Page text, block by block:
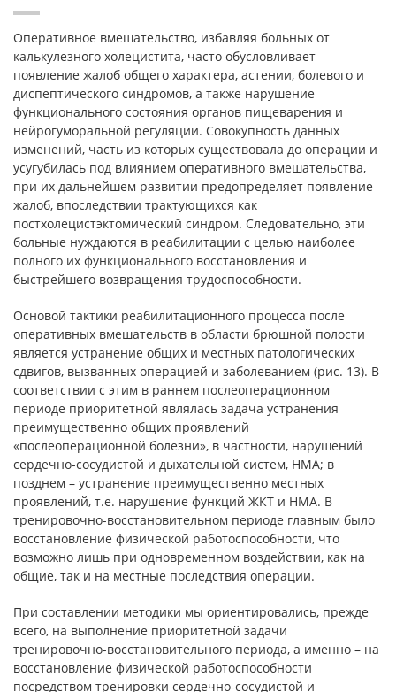
Оперативное вмешательство, избавляя больных от
калькулезного холецистита, часто обусловливает
появление жалоб общего характера, астении, болевого и
диспептического синдромов, а также нарушение
функционального состояния органов пищеварения и
нейрогуморальной регуляции. Совокупность данных
изменений, часть из которых существовала до операции и
усугубилась под влиянием оперативного вмешательства,
при их дальнейшем развитии предопределяет появление
жалоб, впоследствии трактующихся как
постхолецистэктомический синдром. Следовательно, эти
больные нуждаются в реабилитации с целью наиболее
полного их функционального восстановления и
быстрейшего возвращения трудоспособности.
Основой тактики реабилитационного процесса после
оперативных вмешательств в области брюшной полости
является устранение общих и местных патологических
сдвигов, вызванных операцией и заболеванием (рис. 13). В
соответствии с этим в раннем послеоперационном
периоде приоритетной являлась задача устранения
преимущественно общих проявлений
«послеоперационной болезни», в частности, нарушений
сердечно-сосудистой и дыхательной систем, НМА; в
позднем – устранение преимущественно местных
проявлений, т.е. нарушение функций ЖКТ и НМА. В
тренировочно-восстановительном периоде главным было
восстановление физической работоспособности, что
возможно лишь при одновременном воздействии, как на
общие, так и на местные последствия операции.
При составлении методики мы ориентировались, прежде
всего, на выполнение приоритетной задачи
тренировочно-восстановительного периода, а именно – на
восстановление физической работоспособности
посредством тренировки сердечно-сосудистой и